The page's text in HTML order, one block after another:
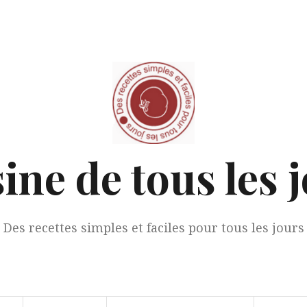
de tous les
Des recettes simples et faciles pour tous les jours